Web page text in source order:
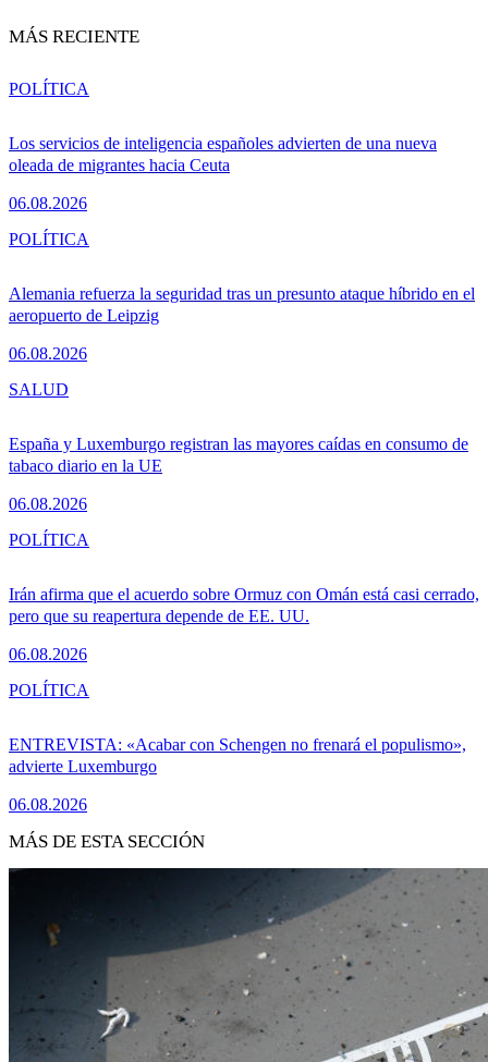
MÁS RECIENTE
Los servicios de inteligencia españoles advierten de una nueva
oleada de migrantes hacia Ceuta
06.08.2026
POLÍTICA
Alemania refuerza la seguridad tras un presunto ataque híbrido en el
aeropuerto de Leipzig
06.08.2026
POLÍTICA
España y Luxemburgo registran las mayores caídas en consumo de
tabaco diario en la UE
06.08.2026
SALUD
Irán afirma que el acuerdo sobre Ormuz con Omán está casi cerrado,
pero que su reapertura depende de EE. UU.
06.08.2026
POLÍTICA
ENTREVISTA: «Acabar con Schengen no frenará el populismo»,
advierte Luxemburgo
06.08.2026
POLÍTICA
MÁS DE ESTA SECCIÓN